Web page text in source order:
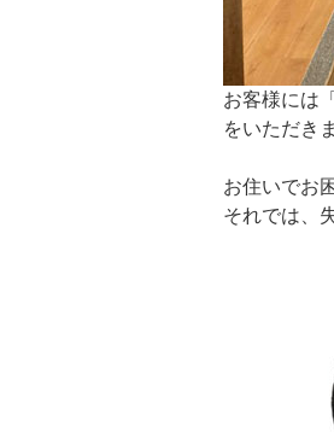
お客様には
をいただき
お住いでお
それでは、